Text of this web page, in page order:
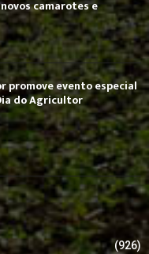
camarotes e
promove evento especial
do Agricultor
(926)